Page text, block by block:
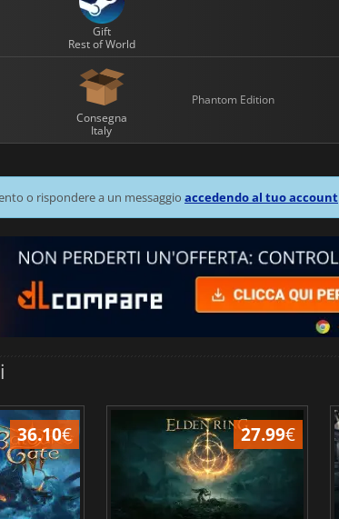
Gift
Rest of World
Consegna
Italy
Phantom Edition
o rispondere a un messaggio accedendo al tuo account
36.10€ 27.99€